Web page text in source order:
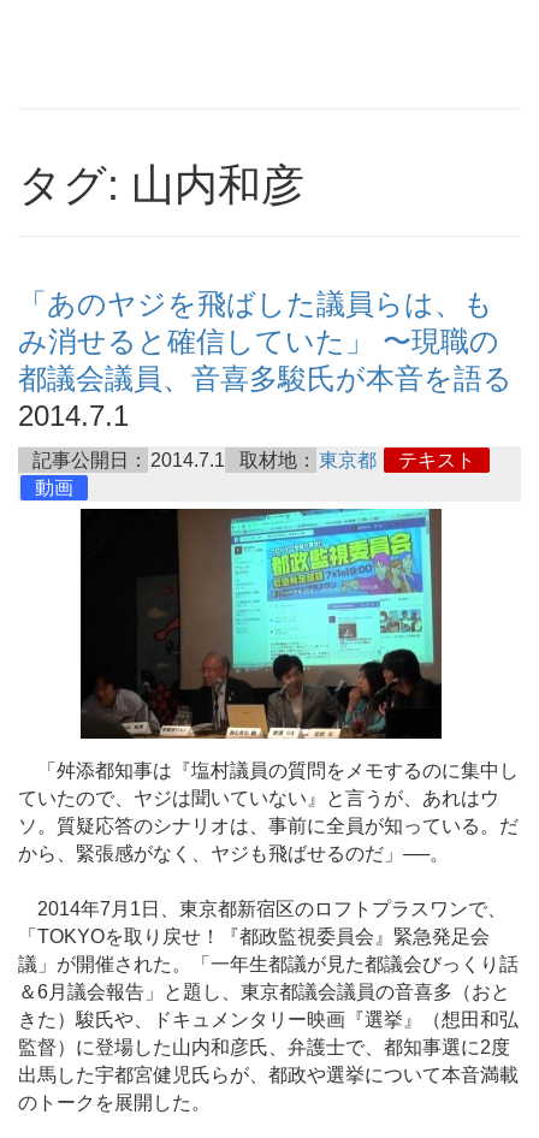
タグ: 山内和彦
「あのヤジを飛ばした議員らは、も
み消せると確信していた」 〜現職の
都議会議員、音喜多駿氏が本音を語る
2014.7.1
記事公開日： 2014.7.1 取材地： 東京都
テキスト
動画
「舛添都知事は『塩村議員の質問をメモするのに集中し
ていたので、ヤジは聞いていない』と言うが、あれはウ
ソ。質疑応答のシナリオは、事前に全員が知っている。だ
から、緊張感がなく、ヤジも飛ばせるのだ」──。
2014年7月1日、東京都新宿区のロフトプラスワンで、
「TOKYOを取り戻せ！『都政監視委員会』緊急発足会
議」が開催された。「一年生都議が見た都議会びっくり話
＆6月議会報告」と題し、東京都議会議員の音喜多（おと
きた）駿氏や、ドキュメンタリー映画『選挙』（想田和弘
監督）に登場した山内和彦氏、弁護士で、都知事選に2度
出馬した宇都宮健児氏らが、都政や選挙について本音満載
のトークを展開した。